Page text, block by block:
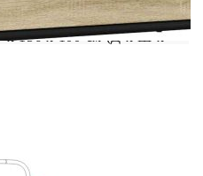
инженерна дървесина
x 156 x 100 см (Д x Ш x